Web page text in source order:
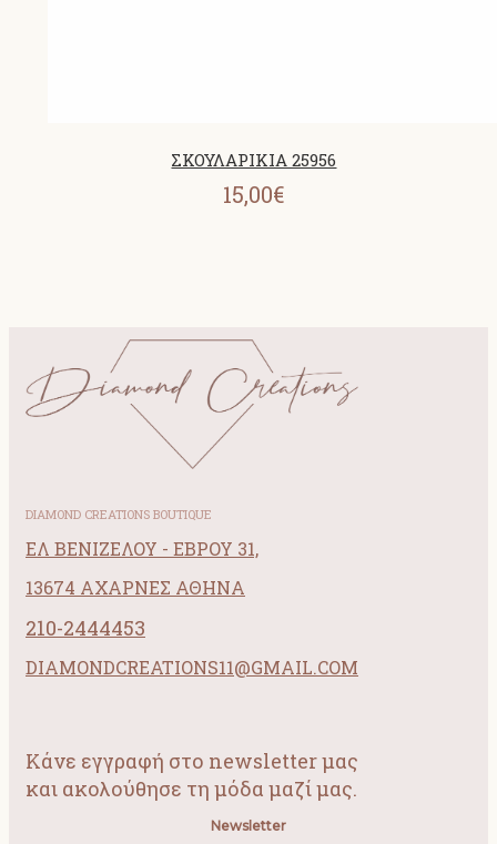
ΣΚΟΥΛΑΡΙΚΙΑ 25956
15,00€
DIAMOND CREATIONS BOUTIQUE
ΕΛ ΒΕΝΙΖΕΛΟΥ - ΕΒΡΟΥ 31,
13674 ΑΧΑΡΝΕΣ ΑΘΗΝΑ
210-2444453
DIAMONDCREATIONS11@GMAIL.COM
Κάνε εγγραφή στο newsletter μας
και ακολούθησε τη μόδα μαζί μας.
Newsletter